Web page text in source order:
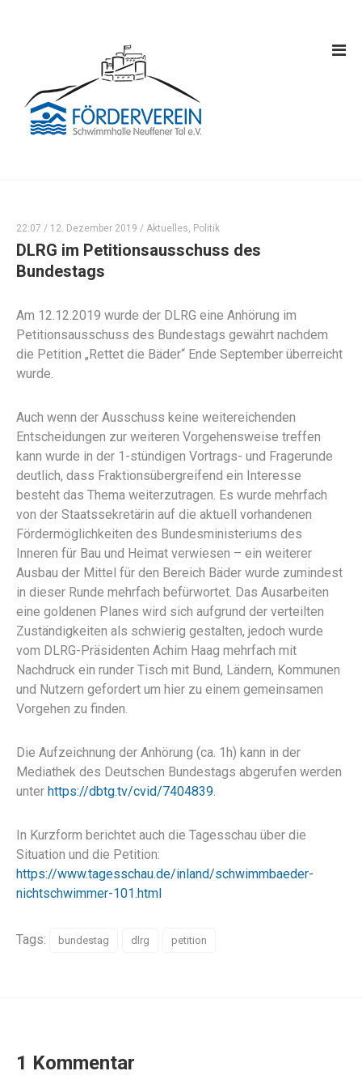
22:07 / 12. Dezember 2019 / Aktuelles, Politik
DLRG im Petitionsausschuss des
Bundestags
Am 12.12.2019 wurde der DLRG eine Anhörung im
Petitionsausschuss des Bundestags gewährt nachdem
die Petition „Rettet die Bäder“ Ende September überreicht
wurde.
Auch wenn der Ausschuss keine weitereichenden
Entscheidungen zur weiteren Vorgehensweise treffen
kann wurde in der 1-stündigen Vortrags- und Fragerunde
deutlich, dass Fraktionsübergreifend ein Interesse
besteht das Thema weiterzutragen. Es wurde mehrfach
von der Staatssekretärin auf die aktuell vorhandenen
Fördermöglichkeiten des Bundesministeriums des
Inneren für Bau und Heimat verwiesen – ein weiterer
Ausbau der Mittel für den Bereich Bäder wurde zumindest
in dieser Runde mehrfach befürwortet. Das Ausarbeiten
eine goldenen Planes wird sich aufgrund der verteilten
Zuständigkeiten als schwierig gestalten, jedoch wurde
vom DLRG-Präsidenten Achim Haag mehrfach mit
Nachdruck ein runder Tisch mit Bund, Ländern, Kommunen
und Nutzern gefordert um hier zu einem gemeinsamen
Vorgehen zu finden.
Die Aufzeichnung der Anhörung (ca. 1h) kann in der
Mediathek des Deutschen Bundestags abgerufen werden
unter https://dbtg.tv/cvid/7404839.
In Kurzform berichtet auch die Tagesschau über die
Situation und die Petition:
https://www.tagesschau.de/inland/schwimmbaeder-
nichtschwimmer-101.html
Tags: bundestag dlrg petition
1 Kommentar